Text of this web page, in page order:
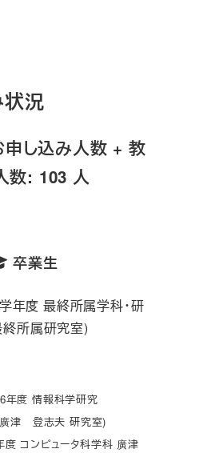
状況
し込み人数 + 教
数: 103 人
卒業生
年度 最終所属学科・研
所属研究室)
年度 情報科学研究
津 登志夫 研究室)
度 コンピュータ科学科 廣津